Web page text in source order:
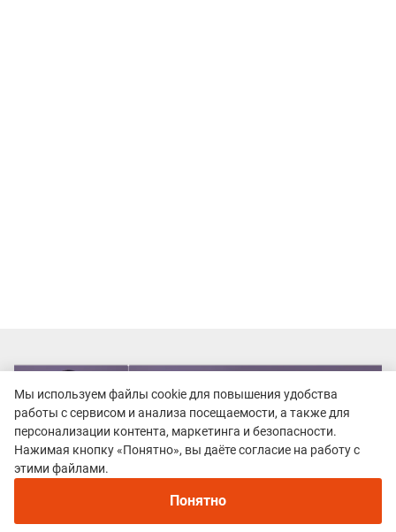
Мы используем файлы cookie для повышения удобства
работы с сервисом и анализа посещаемости, а также для
персонализации контента, маркетинга и безопасности.
Нажимая кнопку «Понятно», вы даёте согласие на работу с
этими файлами.
Понятно